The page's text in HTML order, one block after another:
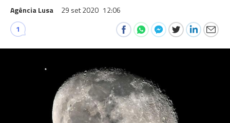
Agência Lusa 29 set 2020 12:06
1